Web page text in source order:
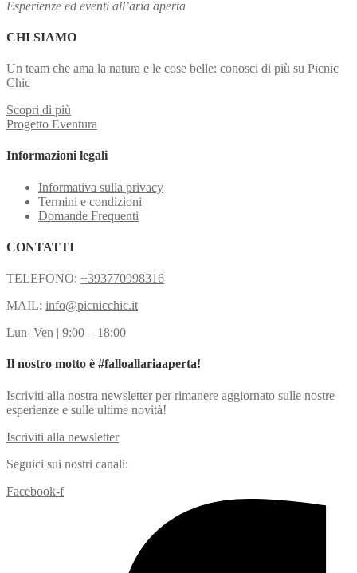
Esperienze ed eventi all’aria aperta
CHI SIAMO
Un team che ama la natura e le cose belle: conosci di più su Picnic
Chic
Scopri di più
Progetto Eventura
Informazioni legali
Informativa sulla privacy
Termini e condizioni
Domande Frequenti
CONTATTI
TELEFONO: +393770998316
MAIL: info@picnicchic.it
Lun–Ven | 9:00 – 18:00
Il nostro motto è #falloallariaaperta!
Iscriviti alla nostra newsletter per rimanere aggiornato sulle nostre
esperienze e sulle ultime novità!
Iscriviti alla newsletter
Seguici sui nostri canali:
Facebook-f